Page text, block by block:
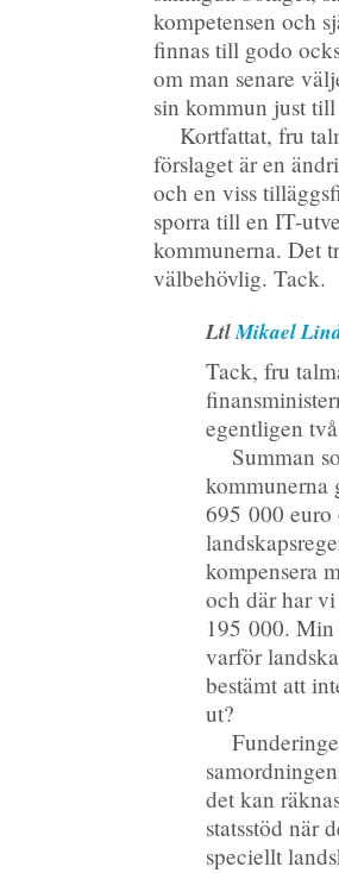
kompetensen och
finnas till godo
om man senare
sin kommun just till
Kortfattat, fru
förslaget är en
och en viss
sporra till en IT-
kommunerna. Det
välbehövlig. Tack.
LtlMikael
Tack, fru
egentligen
Summan
kommunerna
695 000 euro
kompensera
och där har
195 000. Min
varför
bestämt att
ut?
det kan
statsstöd när
speciellt